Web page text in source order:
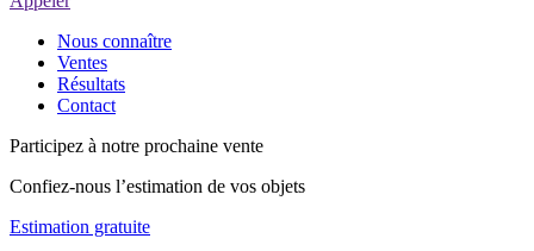
Nous connaître
Ventes
Résultats
Contact
Participez à notre prochaine vente
Confiez-nous l’estimation de vos objets
Estimation gratuite